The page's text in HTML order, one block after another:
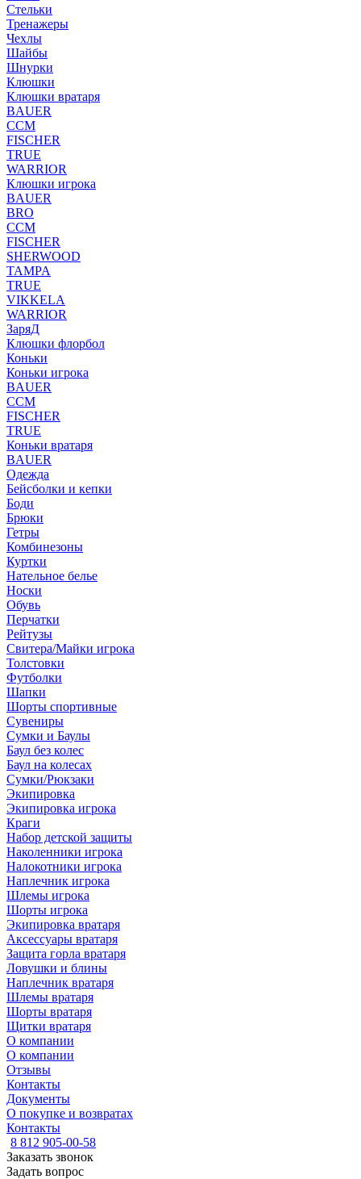
Стельки
Тренажеры
Чехлы
Шайбы
Шнурки
Клюшки
Клюшки вратаря
BAUER
CCM
FISCHER
TRUE
WARRIOR
Клюшки игрока
BAUER
BRO
CCM
FISCHER
SHERWOOD
TAMPA
TRUE
VIKKELA
WARRIOR
ЗаряД
Клюшки флорбол
Коньки
Коньки игрока
BAUER
CCM
FISCHER
TRUE
Коньки вратаря
BAUER
Одежда
Бейсболки и кепки
Боди
Брюки
Гетры
Комбинезоны
Куртки
Нательное белье
Носки
Обувь
Перчатки
Рейтузы
Свитера/Майки игрока
Толстовки
Футболки
Шапки
Шорты спортивные
Сувениры
Сумки и Баулы
Баул без колес
Баул на колесах
Сумки/Рюкзаки
Экипировка
Экипировка игрока
Краги
Набор детской защиты
Наколенники игрока
Налокотники игрока
Наплечник игрока
Шлемы игрока
Шорты игрока
Экипировка вратаря
Аксессуары вратаря
Защита горла вратаря
Ловушки и блины
Наплечник вратаря
Шлемы вратаря
Шорты вратаря
Щитки вратаря
О компании
О компании
Отзывы
Контакты
Документы
О покупке и возвратах
Контакты
8 812 905-00-58
Заказать звонок
Задать вопрос